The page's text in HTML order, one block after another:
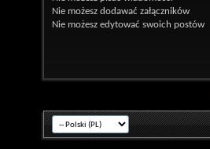
Nie możesz dodawać załączników
Nie możesz edytować swoich postów